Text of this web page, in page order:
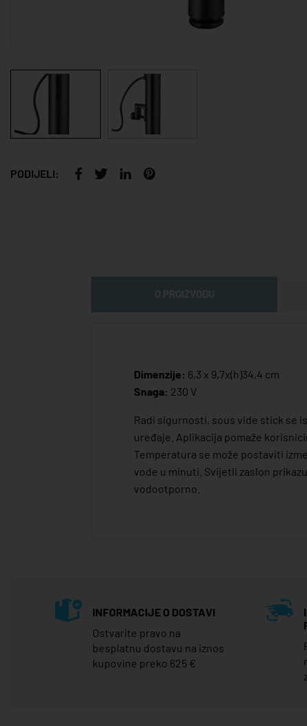
PODIJELI:
Dimenzije: 6,3 x 9,7x(h)34,4 cm
Snaga: 230 V
Radi sigurnosti, sous vide stick se
uređaje. Aplikacija pomaže
Temperatura se može postaviti
vode u minuti. Svijetli zaslon
vodootporno.
INFORMACIJE O DOSTAVI
Ostvarite pravo na
besplatnu dostavu na iznos
kupovine preko 625 €